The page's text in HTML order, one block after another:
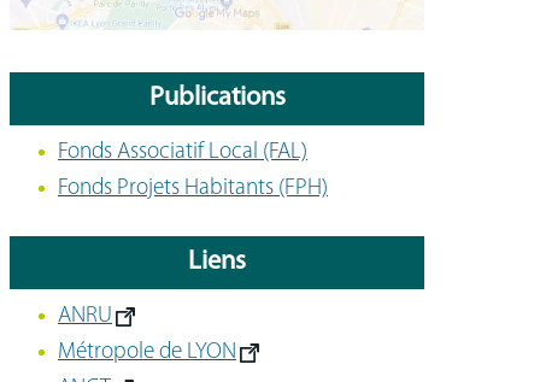
Publications
Fonds Associatif Local (FAL)
Fonds Projets Habitants (FPH)
Liens
ANRU
Métropole de LYON